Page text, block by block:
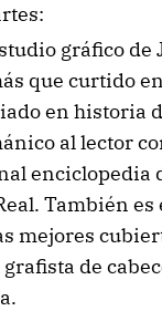
gráfico de
que curtido
en historia
al lector
enciclopedia
También
mejores
de